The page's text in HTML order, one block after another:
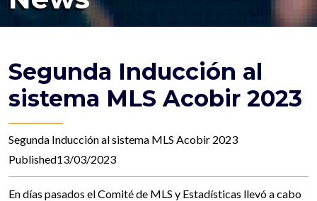
Segunda Inducción al
sistema MLS Acobir 2023
Segunda Inducción al sistema MLS Acobir 2023
Published13/03/2023
En días pasados el Comité de MLS y Estadísticas llevó a cabo